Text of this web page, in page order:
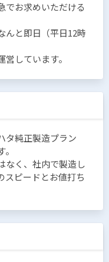
でお求めいただける
んと即日（平日12時
しています。
タ純正製造プラン
なく、社内で製造し
スピードとお値打ち